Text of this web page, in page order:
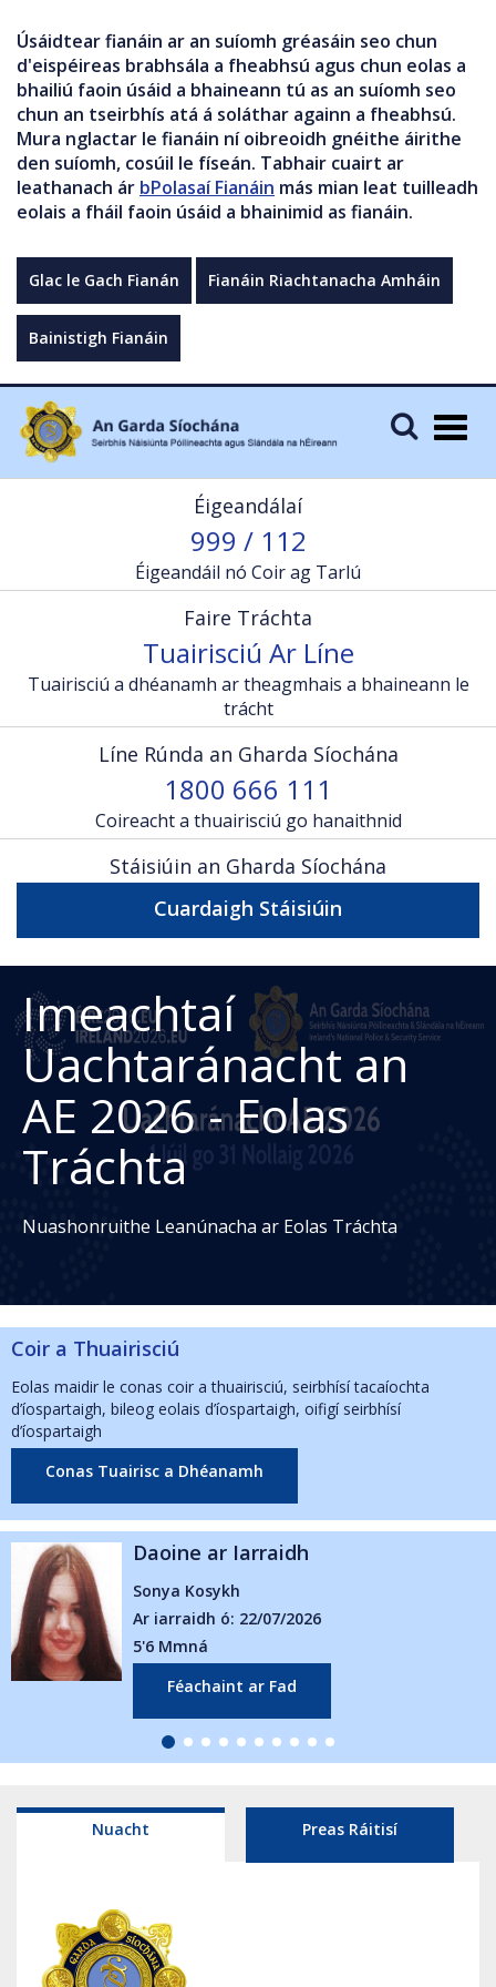
Úsáidtear fianáin ar an suíomh gréasáin seo chun
d'eispéireas brabhsála a fheabhsú agus chun eolas a
bhailiú faoin úsáid a bhaineann tú as an suíomh seo
chun an tseirbhís atá á soláthar againn a fheabhsú.
Mura nglactar le fianáin ní oibreoidh gnéithe áirithe
den suíomh, cosúil le físeán. Tabhair cuairt ar
leathanach ár bPolasaí Fianáin más mian leat tuilleadh
eolais a fháil faoin úsáid a bhainimid as fianáin.
Glac le Gach Fianán Fianáin Riachtanacha Amháin
Bainistigh Fianáin
Éigeandálaí
999 / 112
Éigeandáil nó Coir ag Tarlú
Faire Tráchta
Tuairisciú Ar Líne
Tuairisciú a dhéanamh ar theagmhais a bhaineann le
trácht
Líne Rúnda an Gharda Síochána
1800 666 111
Coireacht a thuairisciú go hanaithnid
Stáisiúin an Gharda Síochána
Cuardaigh Stáisiúin
Imeachtaí
Uachtaránacht an
AE 2026 - Eolas
Tráchta
Nuashonruithe Leanúnacha ar Eolas Tráchta
Coir a Thuairisciú
Eolas maidir le conas coir a thuairisciú, seirbhísí tacaíochta
d’íospartaigh, bileog eolais d’íospartaigh, oifigí seirbhísí
d’íospartaigh
Conas Tuairisc a Dhéanamh
ar Iarraidh
ó: 22/07/2026
ar Fad
Nuacht Preas Ráitisí